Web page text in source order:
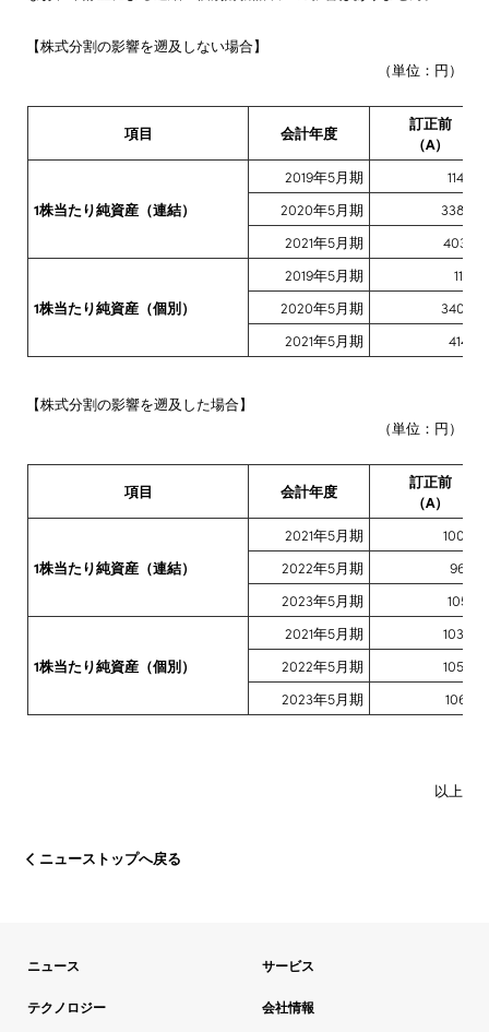
【株式分割の影響を遡及しない場合】
（単位：円）
項目 会計年度
訂正前
（A）
1株当たり純資産（連結）
2019年5月期
114.60
2020年5月期
338.89
2021年5月期
403.57
1株当たり純資産（個別）
2019年5月期
114.71
2020年5月期
340.82
2021年5月期
414.74
【株式分割の影響を遡及した場合】
（単位：円）
項目 会計年度
訂正前
（A）
1株当たり純資産（連結）
2021年5月期
100.89
2022年5月期
96.78
2023年5月期
105.18
1株当たり純資産（個別）
2021年5月期
103.68
2022年5月期
105.06
2023年5月期
106.47
以上
ニューストップへ戻る
ニュース サービス
テクノロジー
会社情報